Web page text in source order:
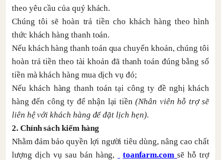
theo yêu cầu của quý khách.
Chúng tôi sẽ hoàn trả tiền cho khách hàng theo hình
thức khách hàng thanh toán.
Nếu khách hàng thanh toán qua chuyển khoản, chúng tôi
hoàn trả tiền theo tài khoản đã thanh toán đúng bằng số
tiền mà khách hàng mua dịch vụ đó;
Nếu khách hàng thanh toán tại công ty đề nghị khách
hàng đến công ty để nhận lại tiền(Nhân viên hỗ trợ sẽ
liên hệ với khách hàng để đặt lịch hẹn).
2. Chính sách kiểm hàng
Nhằm đảm bảo quyền lợi người tiêu dùng, nâng cao chất
lượng dịch vụ sau bán hàng,
toanfarm.comsẽ hỗ trợ